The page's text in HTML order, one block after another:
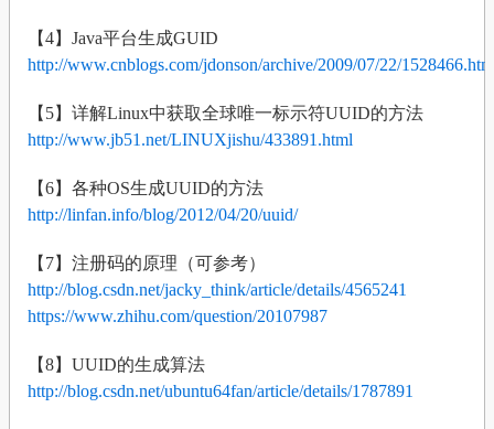
【4】Java平台生成GUID
http://www.cnblogs.com/jdonson/archive/2009/07/22/
【5】详解Linux中获取全球唯一标示符UUID的方法
http://www.jb51.net/LINUXjishu/433891.html
【6】各种OS生成UUID的方法
http://linfan.info/blog/2012/04/20/uuid/
【7】注册码的原理（可参考）
http://blog.csdn.net/jacky_think/article/details/4565241
https://www.zhihu.com/question/20107987
【8】UUID的生成算法
http://blog.csdn.net/ubuntu64fan/article/details/1787891